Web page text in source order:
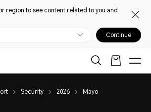
region to see content related to you and
Continue
Security 2026 Mayo